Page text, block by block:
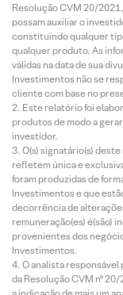
Resolução CVM 20/
possam auxiliar o
constituindo qualquer
qualquer produto. As
válidas na data de sua
Investimentos não se
cliente com base no
Este relatório foi
produtos de modo a
investidor.
O(s) signatário(s)
refletem única e
foram produzidas de
Investimentos e que
decorrência de
remuneração(es) é(são)
provenientes dos
Investimentos.
O analista
da Resolução CVM nº